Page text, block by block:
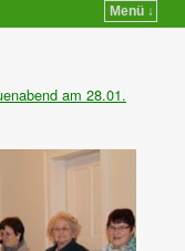
Menü ↓
am 28.01.